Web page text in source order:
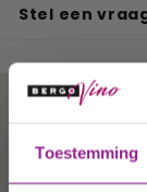
Toestemming
Stel een